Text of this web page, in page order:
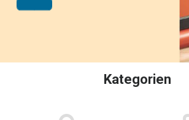
Kategorien